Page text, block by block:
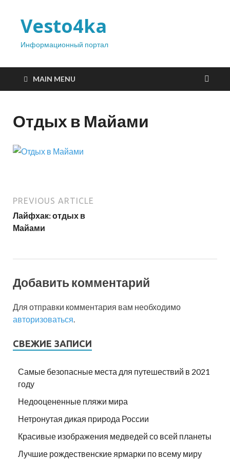
Vesto4ka
Информационный портал
MAIN MENU
Отдых в Майами
PREVIOUS ARTICLE
Лайфхак: отдых в
Майами
Добавить комментарий
Для отправки комментария вам необходимо
авторизоваться
СВЕЖИЕ ЗАПИСИ
Самые безопасные места для путешествий в 2021
году
Недооцененные пляжи мира
Нетронутая дикая природа России
Красивые изображения медведей со всей планеты
Лучшие рождественские ярмарки по всему миру